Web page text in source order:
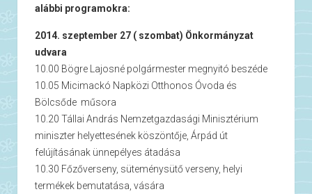
alábbi programokra:
2014. szeptember 27 ( szombat) Önkormányzat
udvara
10.00 Bögre Lajosné polgármester megnyitó beszéde
10.05 Micimackó Napközi Otthonos Óvoda és
Bölcsőde műsora
10.20 Tállai András Nemzetgazdasági Minisztérium
miniszter helyettesének köszöntője, Árpád út
felújításának ünnepélyes átadása
10.30 Főzőverseny, süteménysütő verseny, helyi
termékek bemutatása, vására